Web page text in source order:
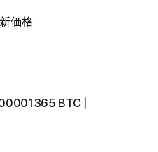
価格
BTC |